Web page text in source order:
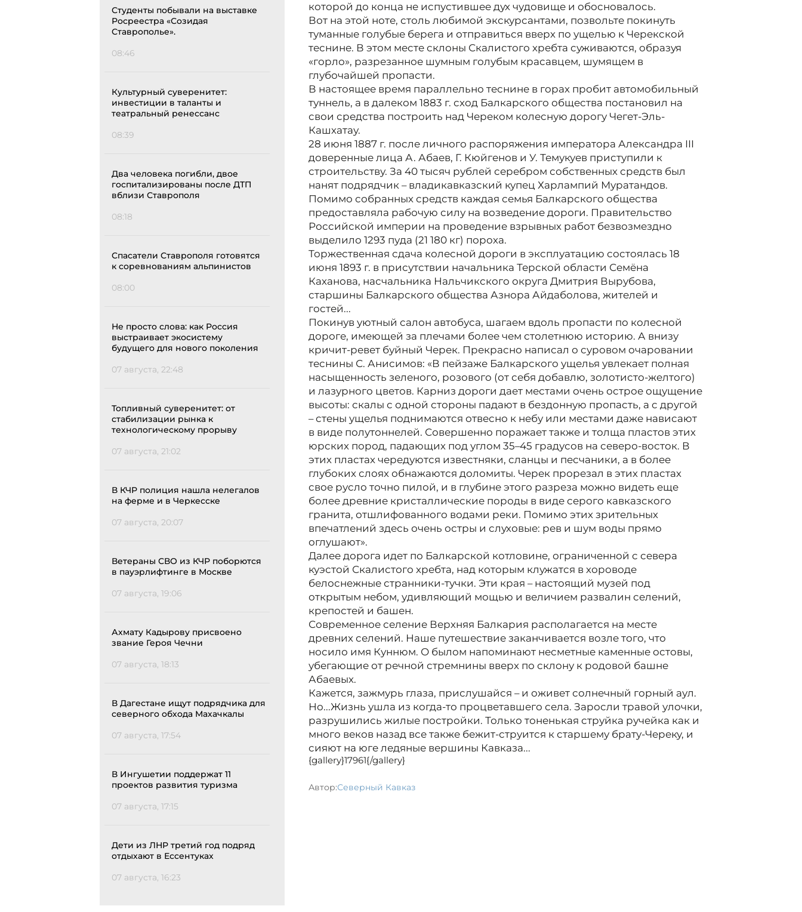
Студенты побывали на выставке
Росреестра «Созидая
Ставрополье».
08:46
Культурный суверенитет:
инвестиции в таланты и
театральный ренессанс
08:39
Два человека погибли, двое
госпитализированы после ДТП
вблизи Ставрополя
08:18
Спасатели Ставрополя готовятся
к соревнованиям альпинистов
08:00
Не просто слова: как Россия
выстраивает экосистему
будущего для нового поколения
07 августа, 22:48
Топливный суверенитет: от
стабилизации рынка к
технологическому прорыву
07 августа, 21:02
В КЧР полиция нашла нелегалов
на ферме и в Черкесске
07 августа, 20:07
Ветераны СВО из КЧР поборются
в пауэрлифтинге в Москве
07 августа, 19:06
Ахмату Кадырову присвоено
звание Героя Чечни
07 августа, 18:13
В Дагестане ищут подрядчика для
северного обхода Махачкалы
07 августа, 17:54
В Ингушетии поддержат 11
проектов развития туризма
07 августа, 17:15
Дети из ЛНР третий год подряд
отдыхают в Ессентуках
07 августа, 16:23
которой до конца не испустившее дух чудовище и обосновалось.
Вот на этой ноте, столь любимой экскурсантами, позвольте покинуть
туманные голубые берега и отправиться вверх по ущелью к Черекской
теснине. В этом месте склоны Скалистого хребта суживаются, образуя
«горло», разрезанное шумным голубым красавцем, шумящем в
глубочайшей пропасти.
В настоящее время параллельно теснине в горах пробит автомобильный
туннель, а в далеком 1883 г. сход Балкарского общества постановил на
свои средства построить над Череком колесную дорогу Чегет-Эль-
Кашхатау.
28 июня 1887 г. после личного распоряжения императора Александра III
доверенные лица А. Абаев, Г. Кюйгенов и У. Темукуев приступили к
строительству. За 40 тысяч рублей серебром собственных средств был
нанят подрядчик – владикавказский купец Харлампий Муратандов.
Помимо собранных средств каждая семья Балкарского общества
предоставляла рабочую силу на возведение дороги. Правительство
Российской империи на проведение взрывных работ безвозмездно
выделило 1293 пуда (21 180 кг) пороха.
Торжественная сдача колесной дороги в эксплуатацию состоялась 18
июня 1893 г. в присутствии начальника Терской области Семёна
Каханова, насчальника Нальчикского округа Дмитрия Вырубова,
старшины Балкарского общества Азнора Айдаболова, жителей и
гостей...
Покинув уютный салон автобуса, шагаем вдоль пропасти по колесной
дороге, имеющей за плечами более чем столетнюю историю. А внизу
кричит-ревет буйный Черек. Прекрасно написал о суровом очаровании
теснины С. Анисимов: «В пейзаже Балкарского ущелья увлекает полная
насыщенность зеленого, розового (от себя добавлю, золотисто-желтого)
и лазурного цветов. Карниз дороги дает местами очень острое ощущение
высоты: скалы с одной стороны падают в бездонную пропасть, а с другой
– стены ущелья поднимаются отвесно к небу или местами даже нависают
в виде полутоннелей. Совершенно поражает также и толща пластов этих
юрских пород, падающих под углом 35–45 градусов на северо-восток. В
этих пластах чередуются известняки, сланцы и песчаники, а в более
глубоких слоях обнажаются доломиты. Черек прорезал в этих пластах
свое русло точно пилой, и в глубине этого разреза можно видеть еще
более древние кристаллические породы в виде серого кавказского
гранита, отшлифованного водами реки. Помимо этих зрительных
впечатлений здесь очень остры и слуховые: рев и шум воды прямо
оглушают».
Далее дорога идет по Балкарской котловине, ограниченной с севера
куэстой Скалистого хребта, над которым клужатся в хороводе
белоснежные странники-тучки. Эти края – настоящий музей под
открытым небом, удивляющий мощью и величием развалин селений,
крепостей и башен.
Современное селение Верхняя Балкария располагается на месте
древних селений. Наше путешествие заканчивается возле того, что
носило имя Куннюм. О былом напоминают несметные каменные остовы,
убегающие от речной стремнины вверх по склону к родовой башне
Абаевых.
Кажется, зажмурь глаза, прислушайся – и оживет солнечный горный аул.
Но...Жизнь ушла из когда-то процветавшего села. Заросли травой улочки,
разрушились жилые постройки. Только тоненькая струйка ручейка как и
много веков назад все также бежит-струится к старшему брату-Череку, и
сияют на юге ледяные вершины Кавказа...
{gallery}17961{/gallery}
Автор:Северный Кавказ